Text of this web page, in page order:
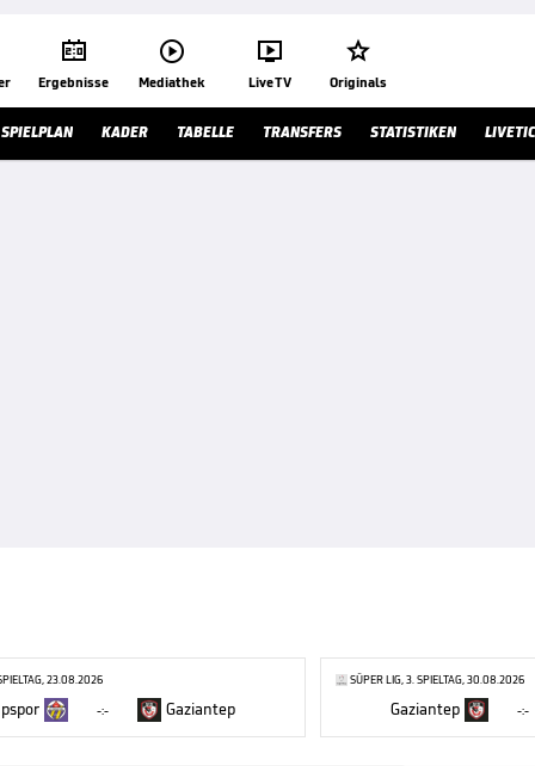

Ergebnisse

Mediathek

Live TV

Originals
SPIELPLAN KADER TABELLE TRANSFERS STATISTIKEN
23.08.2026
-:- Gaziantep
SÜPER LIG, 3. SPIELTAG, 30.08.2026
Gaziantep -:-